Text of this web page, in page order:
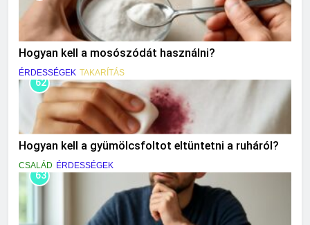
Hogyan kell a mosószódát használni?
ÉRDESSÉGEK TAKARÍTÁS
62
Hogyan kell a gyümölcsfoltot eltüntetni a ruháról?
CSALÁD ÉRDESSÉGEK
63